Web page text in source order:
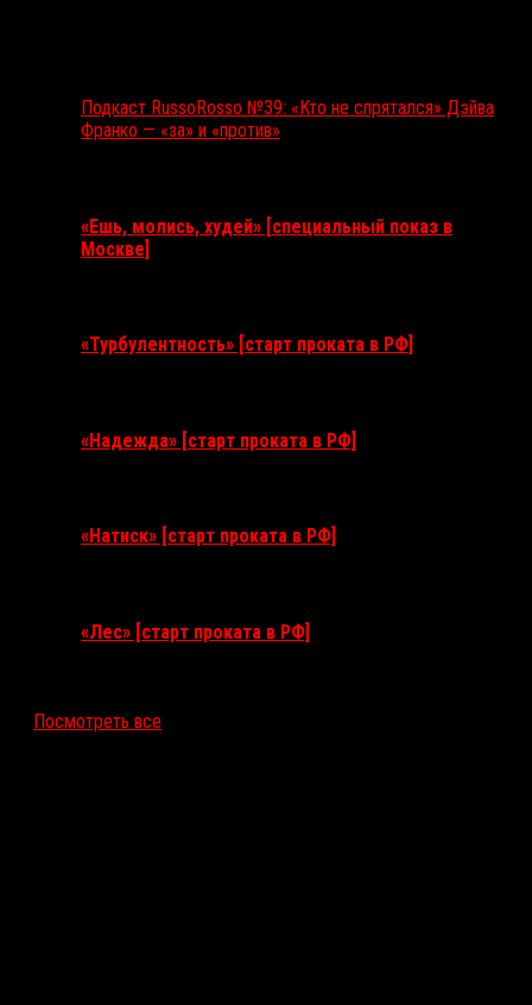
Подкаст RussoRosso №39: «Кто не спрятался» Дэйва
Франко — «за» и «против»
«Ешь, молись, худей» [специальный показ в
Москве]
«Турбулентность» [старт проката в РФ]
«Надежда» [старт проката в РФ]
«Натиск» [старт проката в РФ]
«Лес» [старт проката в РФ]
Посмотреть все